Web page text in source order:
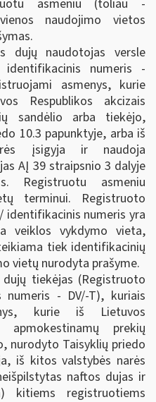
asmeniu (toliau -
naudojimo vietos
dujų naudotojas versle
identifikacinis numeris -
asmenys, kurie
Respublikos akcizais
sandėlio arba tiekėjo,
10.3 papunktyje, arba iš
įsigyja ir naudoja
AĮ 39 straipsnio 3 dalyje
Registruotu asmeniu
terminui. Registruoto
identifikacinis numeris yra
veiklos vykdymo vieta,
tiek identifikacinių
vietų nurodyta prašyme.
tiekėjas (Registruoto
numeris - DV/-T), kuriais
kurie iš Lietuvos
apmokestinamų prekių
nurodyto Taisyklių priedo
iš kitos valstybės narės
naftos dujas ir
kitiems registruotiems